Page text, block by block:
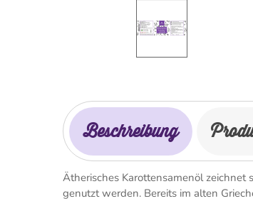
Beschreibung
Ätherisches Karottensamenöl zeichnet
genutzt werden. Bereits im alten